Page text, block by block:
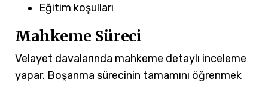
Eğitim koşulları
Mahkeme Süreci
Velayet davalarında mahkeme detaylı inceleme
yapar. Boşanma sürecinin tamamını öğrenmek